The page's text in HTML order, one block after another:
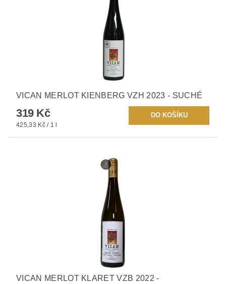
VICAN MERLOT KIENBERG VZH 2023 - SUCHÉ
319 Kč
425,33 Kč / 1 l
VICAN MERLOT KLARET VZB 2022 -